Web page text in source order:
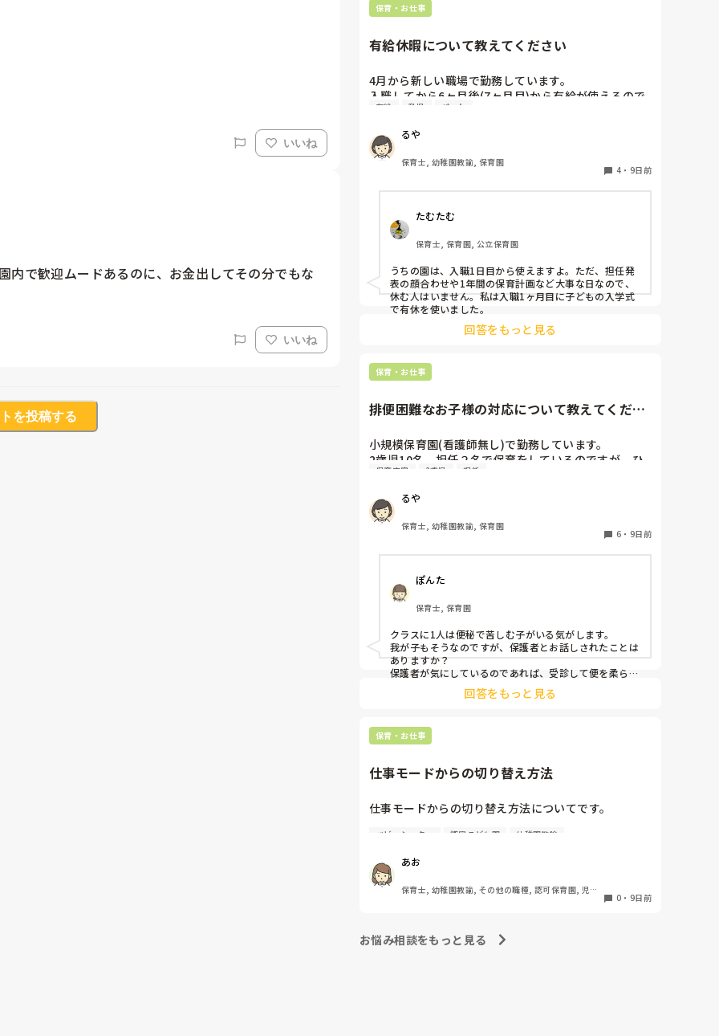
いいね
内で歓迎ムードあるのに、お金出してその分でもな
いいね
を投稿する
保育・お仕事
有給休暇について教えてください
4月から新しい職場で勤務しています。
入職してから6ヶ月後(7ヶ月目)から有給が使えるので
すが、今4ヶ月。
今までは4ヶ月目から使えていたような？
皆さんのところは新しい職員はいつから有給が使用出
来ますか？
よかったら教えてください。
有給 乳児 パート
るや
保育士, 幼稚園教諭, 保育園
4 ・ 9日前
たむたむ
保育士, 保育園, 公立保育園
うちの園は、入職1日目から使えますよ。ただ、担任発
表の顔合わせや1年間の保育計画など大事な日なので、
休む人はいません。私は入職1ヶ月目に子どもの入学式
で有休を使いました。
回答をもっと見る
保育・お仕事
排便困難なお子様の対応について教えてくださ
小規模保育園(看護師無し)で勤務しています。
2歳児10名、担任２名で保育をしているのですが、ひ
とりのお子様が排便困難で2日に1回ほど、20〜30分の
ら便意を訴えます。
なかなか出ず苦しそうです。
室内にいる時であれば良いのですが、散歩中にも突然
起こります。(午前も午後も)
は散歩を途中で切り上げ園へ戻りました。
このようなお子様のいらっしゃる園の経験者の方はい
らっしゃいますか？
今まで看護師のいる園にいたこともあり、散歩先の時
は迎えに来てもらうなどしていました。
色々なご経験のお話しを聞けたら嬉しいです。
保育内容 2歳児 担任
るや
保育士, 幼稚園教諭, 保育園
6 ・ 9日前
ぽんた
保育士, 保育園
クラスに1人は便秘で苦しむ子がいる気がします。
我が子もそうなのですが、保護者とお話しされたことは
ありますか？
保護者が気にしているのであれば、受診して便を柔らか
くする薬または、便を出す力を加えるお薬りなど、その
子の便秘に応じた便秘薬をもらうことをお勧めします。
酸化マグネシウムがきくので、ミネラルを多く摂るよう
にしました。
す。
回答をもっと見る
保育・お仕事
仕事モードからの切り替え方法
仕事モードからの切り替え方法についてです。
お休みの日に仕事のことを考えると自分でも切り替え
替え迷子になっています。。
みなさんがどうやって切り替えているかを教えてほし
いです！
クション(お茶を飲んだり)を入れたりしています。
ベビーシッター 認定こども園 幼稚園教諭
あお
保育士, 幼稚園教諭, その他の職種, 認可保育園, 児童
0 ・ 9日前
お悩み相談をもっと見る